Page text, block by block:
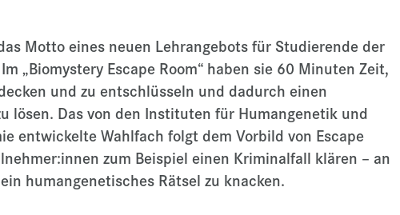
Motto eines neuen Lehrangebots für Studierende der
„Biomystery Escape Room“ haben sie 60 Minuten Zeit,
und zu entschlüsseln und dadurch einen
lösen. Das von den Instituten für Humangenetik und
entwickelte Wahlfach folgt dem Vorbild von Escape
zum Beispiel einen Kriminalfall klären – an
humangenetisches Rätsel zu knacken.